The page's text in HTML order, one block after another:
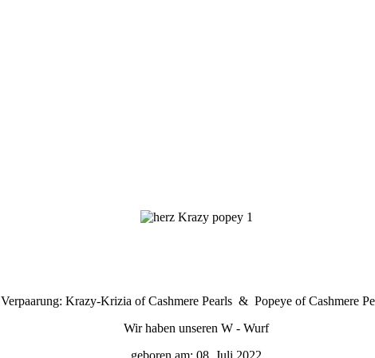
Verpaarung: Krazy-Krizia of Cashmere Pearls & Popeye of Cashmere
Wir haben unseren W - Wurf
geboren am: 08. Juli 2022